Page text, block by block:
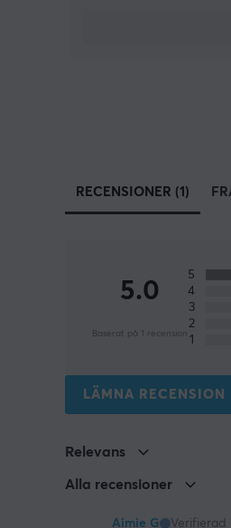
RECENSIONER (1)
5.0
Baserat på 1 recension
5
4
3
2
1
LÄMNA RECENSION
Relevans
Alla recensioner
Aimie G
Verifierad